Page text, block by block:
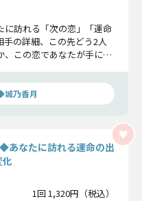
訪れる「次の恋」「運命
の詳細、この先どう2人
、この恋であなたが手に入
城乃香月
あなたに訪れる運命の出
化
1回 1,320円（税込）